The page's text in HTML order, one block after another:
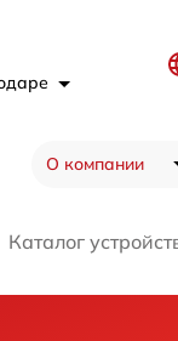
О компании
Каталог